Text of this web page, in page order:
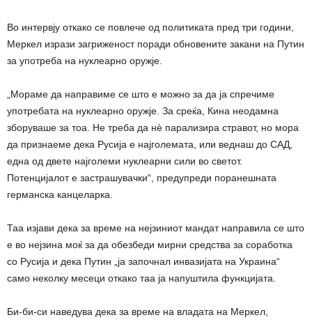
Во интервју откако се повлече од политиката пред три години,
Меркел изрази загриженост поради обновените закани на Путин
за употреба на нуклеарно оружје.
„Мораме да направиме се што е можно за да ја спречиме
употребата на нуклеарно оружје. За среќа, Кина неодамна
зборуваше за тоа. Не треба да нè парализира стравот, но мора
да признаеме дека Русија е најголемата, или веднаш до САД,
една од двете најголеми нуклеарни сили во светот.
Потенцијалот е застрашувачки“, предупреди поранешната
германска канцеларка.
Таа изјави дека за време на нејзиниот мандат направила се што
е во нејзина моќ за да обезбеди мирни средства за соработка
со Русија и дека Путин „ја започнал инвазијата на Украина“
само неколку месеци откако таа ја напуштила функцијата.
Би-би-си наведува дека за време на владата на Меркел,